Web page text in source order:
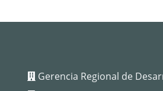
Gerencia Regional de